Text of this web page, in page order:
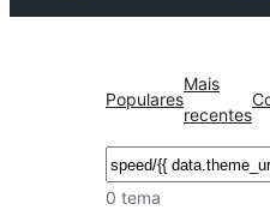
Populares
Mais
recentes
Pesquisar
0 tema